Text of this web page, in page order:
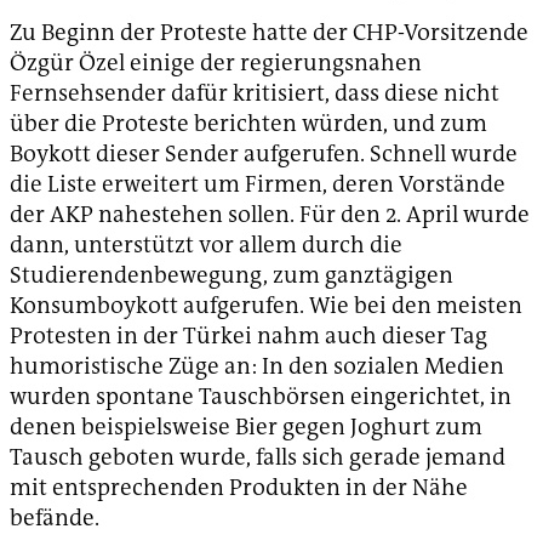
Zu Beginn der Proteste hatte der CHP-Vorsitzende
Özgür Özel einige der regierungsnahen
Fernsehsender dafür kritisiert, dass diese nicht
über die Proteste berichten würden, und zum
Boykott dieser Sender aufgerufen. Schnell wurde
die Liste erweitert um Firmen, deren Vorstände
der AKP nahestehen sollen. Für den 2. April wurde
dann, unterstützt vor allem durch die
Studierendenbewegung, zum ganztägigen
Konsumboykott aufgerufen. Wie bei den meisten
Protesten in der Türkei nahm auch dieser Tag
humoristische Züge an: In den sozialen Medien
wurden spontane Tauschbörsen eingerichtet, in
denen beispielsweise Bier gegen Joghurt zum
Tausch geboten wurde, falls sich gerade jemand
mit entsprechenden Produkten in der Nähe
befände.